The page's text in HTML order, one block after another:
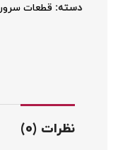
دسته: قطعات سرور hp
نظرات (0)